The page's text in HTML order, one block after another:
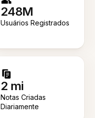
248M
Usuários Registrados
2 mi
Notas Criadas
Diariamente